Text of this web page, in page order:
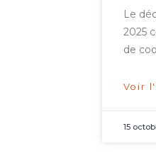
Le
2025
de
Voir
15